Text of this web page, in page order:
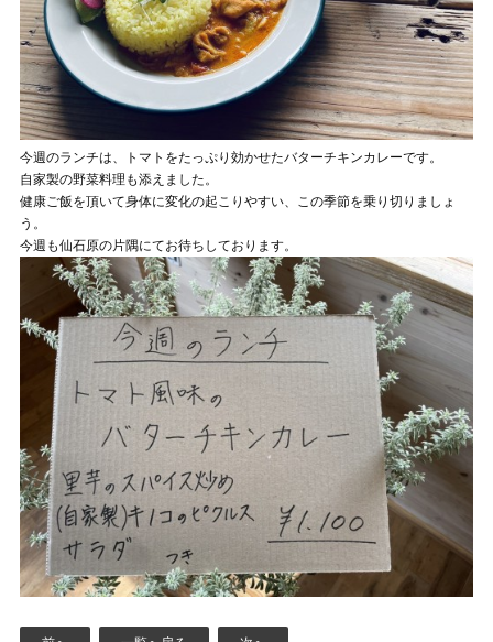
今週のランチは、トマトをたっぷり効かせたバターチキンカレーです。
自家製の野菜料理も添えました。
健康ご飯を頂いて身体に変化の起こりやすい、この季節を乗り切りましょ
う。
今週も仙石原の片隅にてお待ちしております。